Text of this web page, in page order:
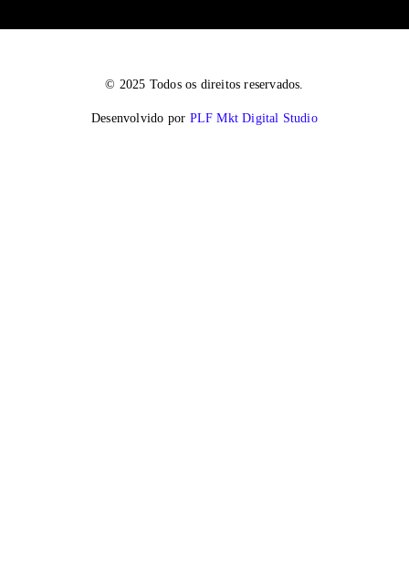
© 2025 Todos os direitos reservados.
Desenvolvido por PLF Mkt Digital Studio